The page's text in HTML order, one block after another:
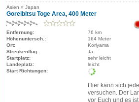
Asien » Japan
Goreibitsu Toge Area, 400 Meter
Entfernung:
76 km
Höhenuntersch.:
164 Meter
Ort:
Koriyama
Streckenflug:
Ja
Startplatz:
sehr leicht
Landeplatz:
leicht
Start Richtungen:
Hier kann sich
versuchen. Der
vor Euch und es